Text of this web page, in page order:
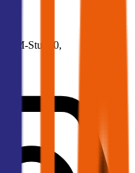
BM-Stufe 0,